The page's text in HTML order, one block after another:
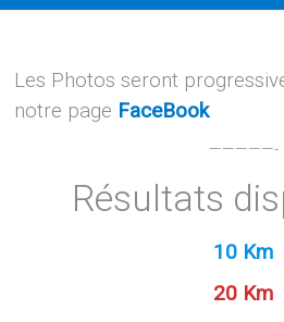
Les Photos seront
notre page FaceBook
—————-
Résultats
10 Km
20 Km